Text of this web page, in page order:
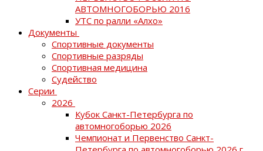
АВТОМНОГОБОРЬЮ 2016
УТС по ралли «Алхо»
Документы
Спортивные документы
Спортивные разряды
Спортивная медицина
Судейство
Серии
2026
Кубок Санкт-Петербурга по
автомногоборью 2026
Чемпионат и Первенство Санкт-